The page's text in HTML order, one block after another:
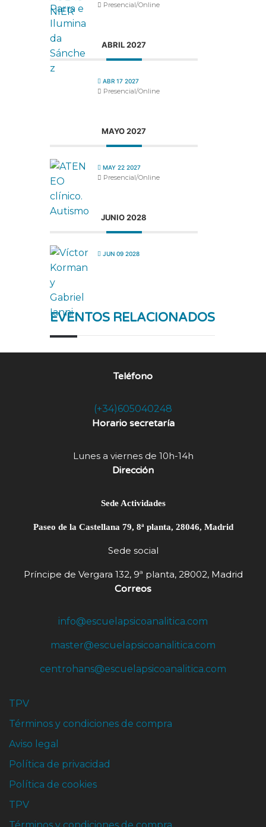
Presencial/Online
ABRIL 2027
ABR 17 2027
Presencial/Online
MAYO 2027
MAY 22 2027
Presencial/Online
JUNIO 2028
JUN 09 2028
EVENTOS RELACIONADOS
Teléfono
(+34)605040248
Horario secretaría
Lunes a viernes de 10h-14h
Dirección
Sede Actividades
Paseo de la Castellana 79, 8ª planta, 28046, Madrid
Sede social
Príncipe de Vergara 132, 9ª planta, 28002, Madrid
Correos
info@escuelapsicoanalitica.com
master@escuelapsicoanalitica.com
centrohans@escuelapsicoanalitica.com
TPV
Términos y condiciones de compra
Aviso legal
Política de privacidad
Política de cookies
TPV